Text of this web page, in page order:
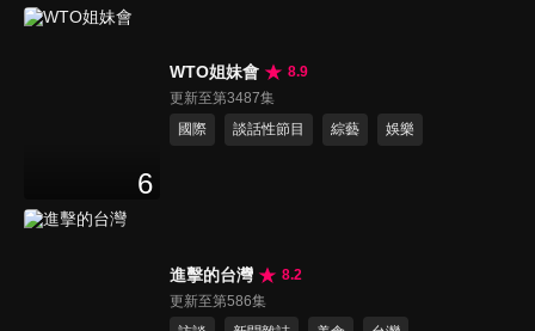
6
WTO姐妹會
8.9
更新至第3487集
國際
談話性節目 綜藝 娛樂
進擊的台灣
8.2
更新至第586集